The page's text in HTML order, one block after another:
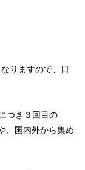
りますので、日
つき３回目の
、国内外から集め